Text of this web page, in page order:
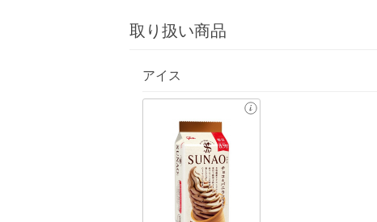
取り扱い商品
アイス